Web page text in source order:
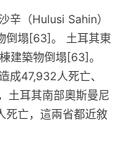
辛（Hulusi Sahin）
倒塌[63]。 土耳其東
建築物倒塌[63]。
成47,932人死亡、
土耳其南部奧斯曼尼
死亡，這兩省都近敘